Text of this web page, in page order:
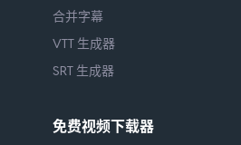
合并字幕
VTT 生成器
SRT 生成器
免费视频下载器